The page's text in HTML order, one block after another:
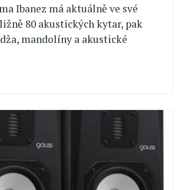
Ibanez má aktuálně ve své
80 akustických kytar, pak
mandolíny a akustické